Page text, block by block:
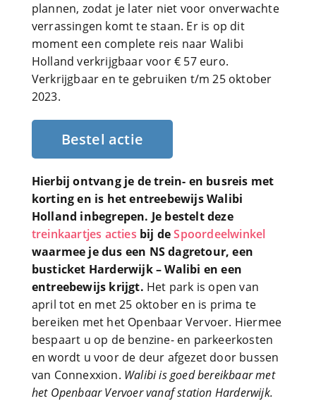
plannen, zodat je later niet voor onverwachte
verrassingen komt te staan. Er is op dit
moment een complete reis naar Walibi
Holland verkrijgbaar voor € 57 euro.
Verkrijgbaar en te gebruiken t/m 25 oktober
2023.
Bestel actie
Hierbij ontvang je de trein- en busreis met
korting en is het entreebewijs Walibi
Holland inbegrepen. Je bestelt deze
treinkaartjes acties bij deSpoordeelwinkel
waarmee je dus een NS dagretour, een
busticket Harderwijk – Walibi en een
entreebewijs krijgt. Het park is open van
april tot en met 25 oktober en is prima te
bereiken met het Openbaar Vervoer. Hiermee
bespaart u op de benzine- en parkeerkosten
en wordt u voor de deur afgezet door bussen
van Connexxion. Walibi is goed bereikbaar met
het Openbaar Vervoer vanaf station Harderwijk.